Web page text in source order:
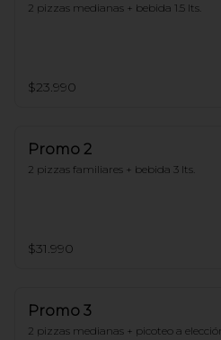
2 pizzas medianas + bebida 1.5 lts.
$23.990
Promo 2
2 pizzas familiares + bebida 3 lts.
$31.990
Promo 3
2 pizzas medianas + picoteo a